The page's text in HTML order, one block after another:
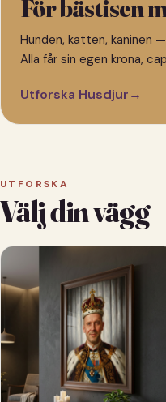
För bästisen
Hunden, katten, kaninen
Alla får sin egen krona,
Utforska Husdjur→
UTFORSKA
Välj din vägg